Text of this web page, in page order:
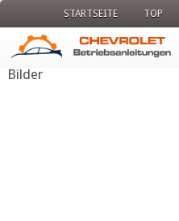
STARTSEITE TOP
Bilder